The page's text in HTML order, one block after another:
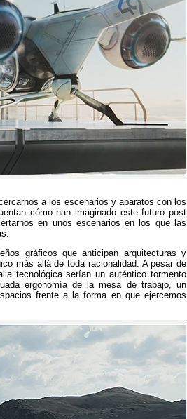
a los escenarios y aparatos con los
cómo han imaginado este futuro post
en unos escenarios en los que las
gráficos que anticipan arquitecturas y
más allá de toda racionalidad
A pesar de
tecnológica serían un auténtico tormento
ergonomía de la mesa de trabajo,un
frente a la forma en que ejercemos